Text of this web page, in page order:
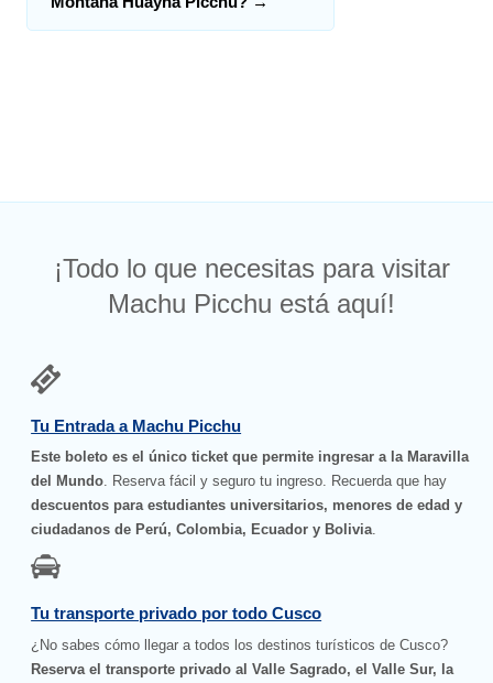
¡Todo lo que necesitas para visitar
Machu Picchu está aquí!
Tu Entrada a Machu Picchu
Este boleto es el único ticket que permite ingresar a la Maravilla
del Mundo. Reserva fácil y seguro tu ingreso. Recuerda que hay
descuentos para estudiantes universitarios, menores de edad y
ciudadanos de Perú, Colombia, Ecuador y Bolivia.
Tu transporte privado por todo Cusco
¿No sabes cómo llegar a todos los destinos turísticos de Cusco?
Reserva el transporte privado al Valle Sagrado, el Valle Sur, la